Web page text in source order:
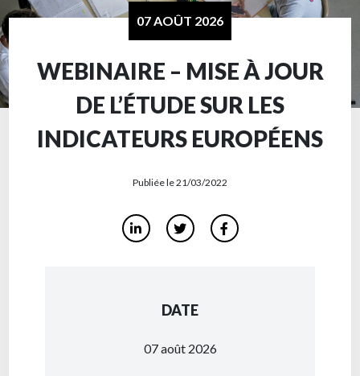
07 AOÛT 2026
WEBINAIRE – MISE À JOUR
DE L’ÉTUDE SUR LES
INDICATEURS EUROPÉENS
Publiée le 21/03/2022
DATE
07 août 2026